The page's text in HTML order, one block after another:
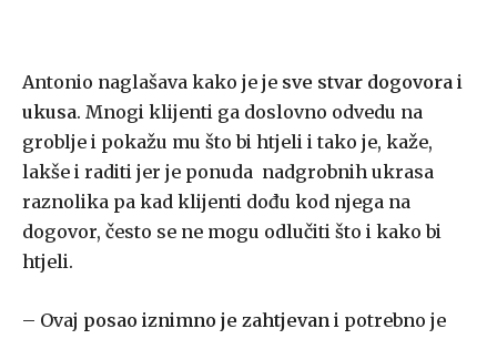
Antonio naglašava kako je je sve stvar dogovora i
ukusa. Mnogi klijenti ga doslovno odvedu na
groblje i pokažu mu što bi htjeli i tako je, kaže,
lakše i raditi jer je ponuda nadgrobnih ukrasa
raznolika pa kad klijenti dođu kod njega na
dogovor, često se ne mogu odlučiti što i kako bi
htjeli.
– Ovaj posao iznimno je zahtjevan i potrebno je